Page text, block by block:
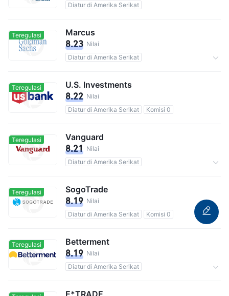
Diatur di Amerika Serikat
Teregulasi Marcus
8.23 Nilai
Diatur di Amerika Serikat
Teregulasi U.S. Investments
8.22 Nilai
Diatur di Amerika Serikat
Komisi 0
Teregulasi Vanguard
8.21 Nilai
Diatur di Amerika Serikat
Teregulasi SogoTrade
8.19 Nilai
Diatur di Amerika Serikat
Komisi 0
Teregulasi Betterment
8.19 Nilai
Diatur di Amerika Serikat
E*TRADE